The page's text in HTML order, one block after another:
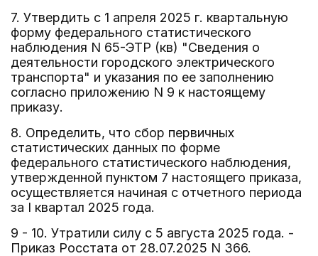
7. Утвердить с 1 апреля 2025 г. квартальную
форму федерального статистического
наблюдения N 65-ЭТР (кв) "Сведения о
деятельности городского электрического
транспорта" и указания по ее заполнению
согласно приложению N 9 к настоящему
приказу.
8. Определить, что сбор первичных
статистических данных по форме
федерального статистического наблюдения,
утвержденной пунктом 7 настоящего приказа,
осуществляется начиная с отчетного периода
за I квартал 2025 года.
9 - 10. Утратили силу с 5 августа 2025 года. -
Приказ Росстата от 28.07.2025 N 366.